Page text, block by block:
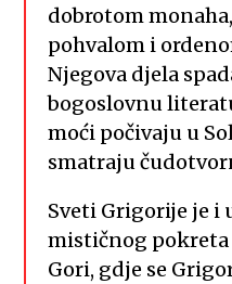
dobrotom
pohvalom i
Njegova djela
bogoslovnu
moći počivaju u
smatraju
Sveti Grigorije je i
mističnog pokreta
Gori, gdje se